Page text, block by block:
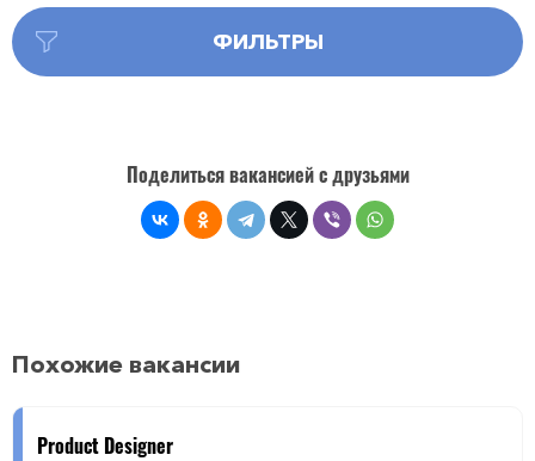
ФИЛЬТРЫ
Поделиться вакансией с друзьями
Похожие вакансии
Product Designer